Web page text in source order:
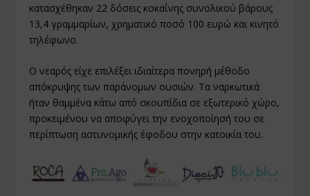
κατασχέθηκαν 22 δόσεις κοκαΐνης συνολικού βάρους
13,4 γραμμαρίων, χρηματικό ποσό 100 ευρώ και κινητό
τηλέφωνο.
Ο νεαρός είχε επιλέξει ιδιαίτερα πονηρή μέθοδο
απόκρυψης των παράνομων ουσιών. Τα ναρκωτικά
ήταν θαμμένα κάτω από σκουπίδια σε εξωτερικό χώρο,
προκειμένου να αποφύγει την ενοχοποίησή του σε
περίπτωση αστυνομικής έφοδου στην κατοικία του.